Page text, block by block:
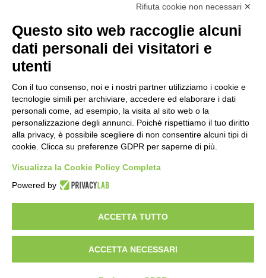
Copyright 2012 – 2025 Gem srl | All Rights Reserved – P.IVA
01544010463 | codice SDI A4707H7 |Privacy Policy
Le informazioni contenute in questo sito sono esclusivamente rivolte agli
operatori professionali del settore medico-veterinario sanitario
Rifiuta cookie non necessari ✕
Questo sito web raccoglie alcuni
dati personali dei visitatori e
utenti
Con il tuo consenso, noi e i nostri partner utilizziamo i cookie e
tecnologie simili per archiviare, accedere ed elaborare i dati
personali come, ad esempio, la visita al sito web o la
personalizzazione degli annunci. Poiché rispettiamo il tuo diritto
alla privacy, è possibile scegliere di non consentire alcuni tipi di
cookie. Clicca su preferenze GDPR per saperne di più.
Visualizza la Cookie Policy Completa
Powered by
ACCETTA TUTTO
ACCETTA NECESSARI